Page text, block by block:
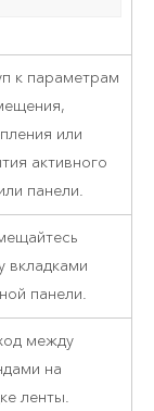
к параметрам
или
активного
панели.
вкладками
панели.
между
на
ленты.